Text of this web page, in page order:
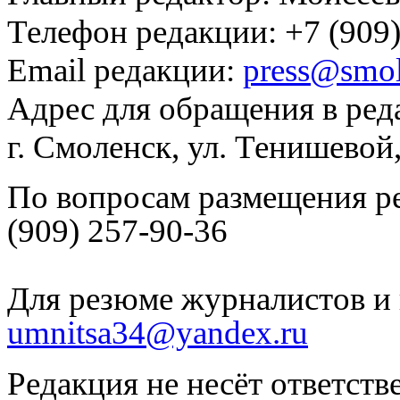
Телефон редакции: +7
Email редакции:
Адрес для обращения в
г. Смоленск, ул.
По вопросам размещения
(909) 257-90-36
Для резюме журналистов и
umnitsa34@yandex.ru
Редакция не несёт